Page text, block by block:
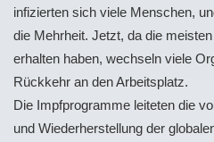
infizierten sich viele Menschen,
die Mehrheit. Jetzt, da die
erhalten haben, wechseln viele
Rückkehr an den Arbeitsplatz.
Die Impfprogramme leiteten die
und Wiederherstellung der